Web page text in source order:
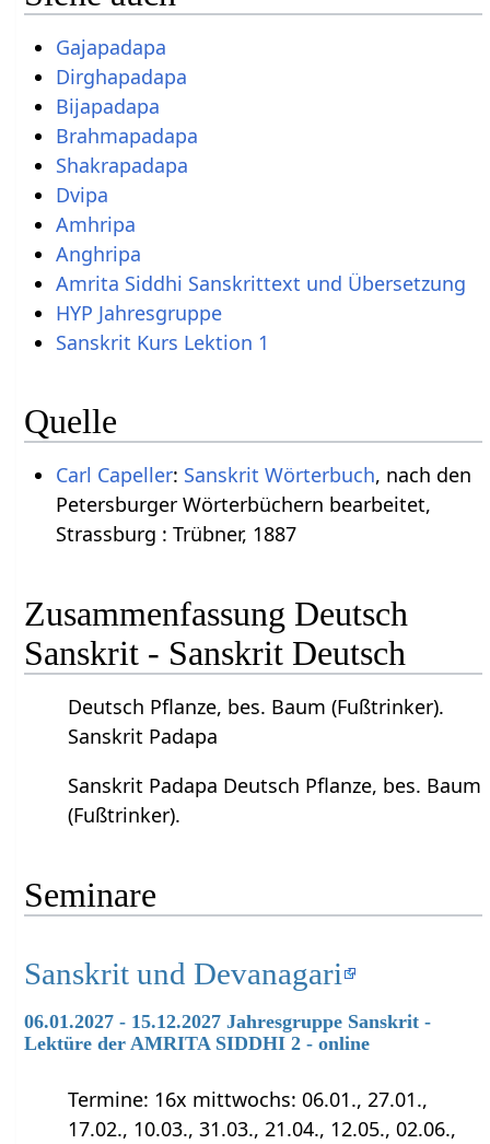
Gajapadapa
Dirghapadapa
Bijapadapa
Brahmapadapa
Shakrapadapa
Dvipa
Amhripa
Anghripa
Amrita Siddhi Sanskrittext und Übersetzung
HYP Jahresgruppe
Sanskrit Kurs Lektion 1
Quelle
Carl Capeller: Sanskrit Wörterbuch, nach den
Petersburger Wörterbüchern bearbeitet,
Strassburg : Trübner, 1887
Zusammenfassung Deutsch
Sanskrit - Sanskrit Deutsch
Deutsch Pflanze, bes. Baum (Fußtrinker).
Sanskrit Padapa
Sanskrit Padapa Deutsch Pflanze, bes. Baum
(Fußtrinker).
Seminare
Sanskrit und Devanagari
06.01.2027 - 15.12.2027 Jahresgruppe Sanskrit -
Lektüre der AMRITA SIDDHI 2 - online
Termine: 16x mittwochs: 06.01., 27.01.,
17.02., 10.03., 31.03., 21.04., 12.05., 02.06.,